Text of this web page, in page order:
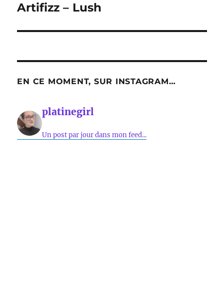
suivante :
Artifizz – Lush
EN CE MOMENT, SUR INSTAGRAM…
platinegirl
Un post par jour dans mon feed...